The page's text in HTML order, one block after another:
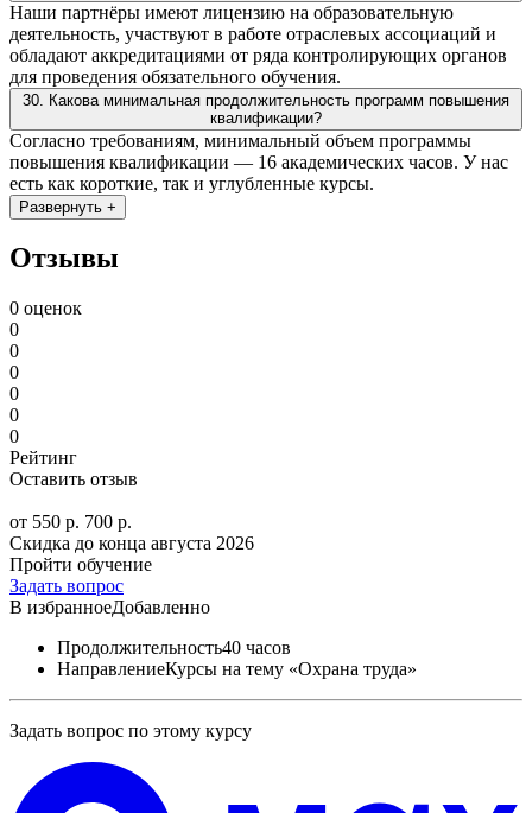
Наши партнёры имеют лицензию на образовательную
деятельность, участвуют в работе отраслевых ассоциаций и
обладают аккредитациями от ряда контролирующих органов
для проведения обязательного обучения.
30. Какова минимальная продолжительность программ повышения
квалификации?
Согласно требованиям, минимальный объем программы
повышения квалификации — 16 академических часов. У нас
есть как короткие, так и углубленные курсы.
Развернуть +
Отзывы
0 оценок
0
0
0
0
0
0
Рейтинг
Оставить отзыв
от 550 р. 700 р.
Скидка до конца августа 2026
Пройти обучение
Задать вопрос
В избранноеДобавленно
Продолжительность40 часов
НаправлениеКурсы на тему «Охрана труда»
Задать вопрос по этому курсу